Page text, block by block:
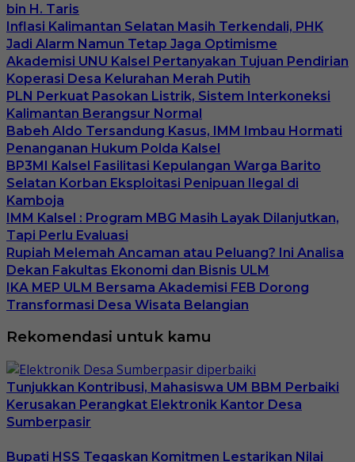
bin H. Taris
Inflasi Kalimantan Selatan Masih Terkendali, PHK
Jadi Alarm Namun Tetap Jaga Optimisme
Akademisi UNU Kalsel Pertanyakan Tujuan Pendirian
Koperasi Desa Kelurahan Merah Putih
PLN Perkuat Pasokan Listrik, Sistem Interkoneksi
Kalimantan Berangsur Normal
Babeh Aldo Tersandung Kasus, IMM Imbau Hormati
Penanganan Hukum Polda Kalsel
BP3MI Kalsel Fasilitasi Kepulangan Warga Barito
Selatan Korban Eksploitasi Penipuan Ilegal di
Kamboja
IMM Kalsel : Program MBG Masih Layak Dilanjutkan,
Tapi Perlu Evaluasi
Rupiah Melemah Ancaman atau Peluang? Ini Analisa
Dekan Fakultas Ekonomi dan Bisnis ULM
IKA MEP ULM Bersama Akademisi FEB Dorong
Transformasi Desa Wisata Belangian
Rekomendasi untuk kamu
Tunjukkan Kontribusi, Mahasiswa UM BBM Perbaiki
Kerusakan Perangkat Elektronik Kantor Desa
Sumberpasir
Bupati HSS Tegaskan Komitmen Lestarikan Nilai